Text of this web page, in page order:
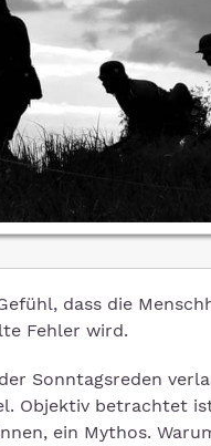
dass die
Fehler wird.
Sonntagsreden
Objektiv betrachtet
ein Mythos.